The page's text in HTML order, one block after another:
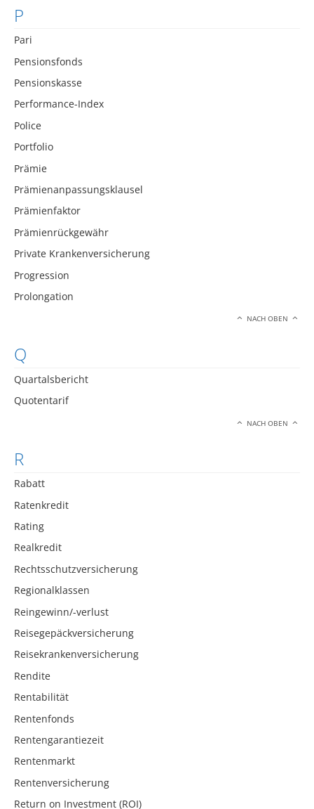
P
Pari
Pensionsfonds
Pensionskasse
Performance-Index
Police
Portfolio
Prämie
Prämienanpassungsklausel
Prämienfaktor
Prämienrückgewähr
Private Krankenversicherung
Progression
Prolongation
NACH OBEN
Q
Quartalsbericht
Quotentarif
NACH OBEN
R
Rabatt
Ratenkredit
Rating
Realkredit
Rechtsschutzversicherung
Regionalklassen
Reingewinn/-verlust
Reisegepäckversicherung
Reisekrankenversicherung
Rendite
Rentabilität
Rentenfonds
Rentengarantiezeit
Rentenmarkt
Rentenversicherung
Return on Investment (ROI)